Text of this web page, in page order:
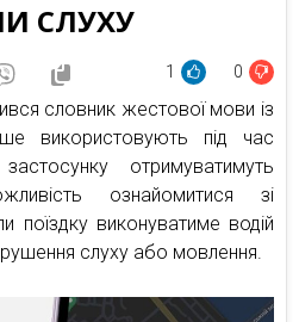
СЛУХУ
1 0
словник жестової мови із
використовують під час
отримуватимуть
ознайомитися зі
поїздку виконуватиме водій
слуху або мовлення.